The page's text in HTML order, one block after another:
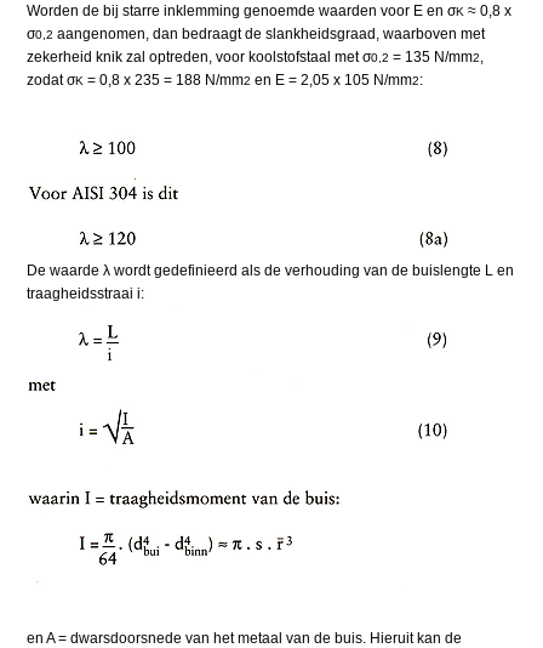
Worden de bij starre inklemming genoemde waarden voor E en σK≈ 0,8 x
σ0,2 aangenomen, dan bedraagt de slankheidsgraad, waarboven met
zekerheid knik zal optreden, voor koolstofstaal met σ0,2 = 135 N/mm2
zodat σK = 0,8 x 235 = 188 N/mm2 en E = 2,05 x 105 N/mm2:
De waarde λ wordt gedefinieerd als de verhouding van de buislengte L en
traagheidsstraai i:
en A = dwarsdoorsnede van het metaal van de buis. Hieruit kan de